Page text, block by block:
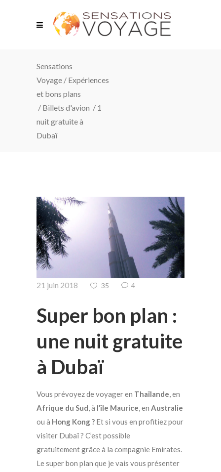
Sensations
Voyage / Expériences
et bons plans
/ Billets d'avion / 1
nuit gratuite à
Dubaï
21 juin 2018 35 4
Super bon plan :
une nuit gratuite
à Dubaï
Vous prévoyez de voyager en Thaïlande, en
Afrique du Sud, à l’île Maurice, en Australie
ou à Hong Kong ? Et si vous en profitiez pour
visiter Dubaï ? C’est possible
gratuitement grâce à la compagnie Emirates.
Le super bon plan que je vais vous présenter